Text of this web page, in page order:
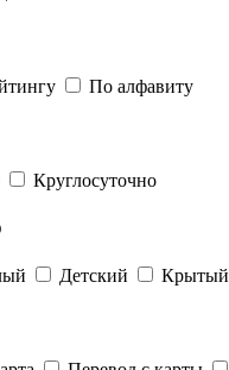
По алфавиту
Круглосуточно
Детский Крытый